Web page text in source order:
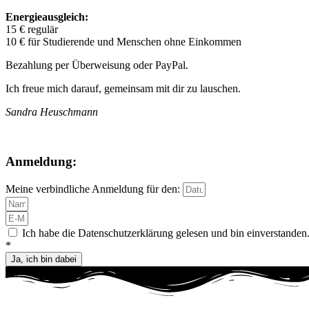
Energieausgleich:
15 € regulär
10 € für Studierende und Menschen ohne Einkommen
Bezahlung per Überweisung oder PayPal.
Ich freue mich darauf, gemeinsam mit dir zu lauschen.
Sandra Heuschmann
Anmeldung:
Meine verbindliche Anmeldung für den:
Ich habe die Datenschutzerklärung gelesen und bin einverstanden.
*
Ja, ich bin dabei